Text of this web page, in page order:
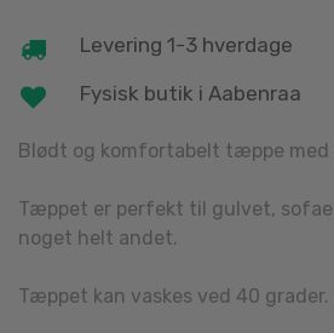
Levering 1-3 hverdage
Fysisk butik i Aabenraa
Blødt og komfortabelt tæppe med
Tæppet er perfekt til gulvet,
noget helt andet.
Tæppet kan vaskes ved 40 grader.